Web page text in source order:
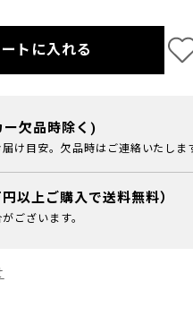
トに入れる
欠品時除く)
け目安。欠品時はご連絡いたしま
以上ご購入で送料無料）
ございます。